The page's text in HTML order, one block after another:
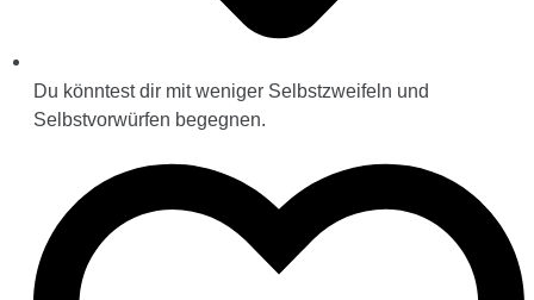
Du könntest dir mit weniger Selbstzweifeln und
Selbstvorwürfen begegnen.